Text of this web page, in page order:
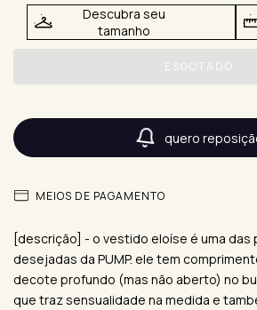
Descubra seu
tamanho
quero
MEIOS DE PAGAMENTO
[descrição] - o vestido eloíse é uma das
desejadas da PUMP. ele tem
decote profundo (mas não aberto) no
que traz sensualidade na medida e